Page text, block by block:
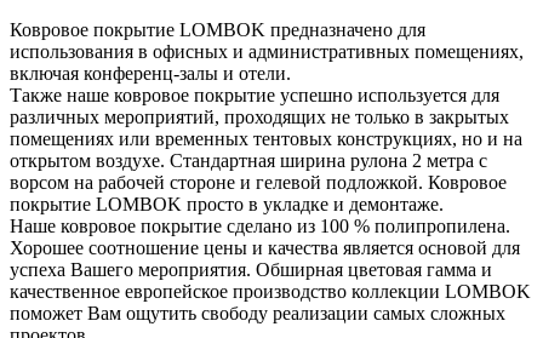
Ковровое покрытие LOMBOK предназначено для
использования в офисных и административных помещениях,
включая конференц-залы и отели.
Также наше ковровое покрытие успешно используется для
различных мероприятий, проходящих не только в закрытых
помещениях или временных тентовых конструкциях, но и на
открытом воздухе. Стандартная ширина рулона 2 метра с
ворсом на рабочей стороне и гелевой подложкой. Ковровое
покрытие LOMBOK просто в укладке и демонтаже.
Наше ковровое покрытие сделано из 100 % полипропилена.
Хорошее соотношение цены и качества является основой для
успеха Вашего мероприятия. Обширная цветовая гамма и
качественное европейское производство коллекции LOMBOK
поможет Вам ощутить свободу реализации самых сложных